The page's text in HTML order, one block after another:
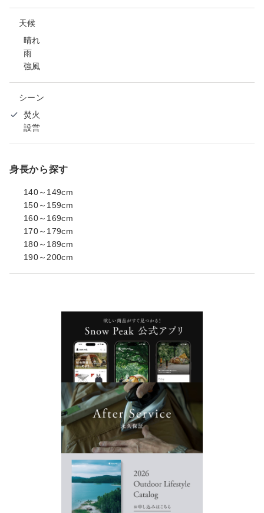
天候
晴れ
雨
強風
シーン
焚火
設営
身長から探す
140～149cm
150～159cm
160～169cm
170～179cm
180～189cm
190～200cm